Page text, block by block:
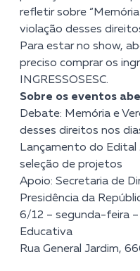
refletir sobre
violação desses
Para estar no show,
preciso comprar os
INGRESSOSESC.
Sobre os eventos
Debate: Memória e
desses direitos nos
Lançamento do Edital
seleção de projetos
Apoio: Secretaria de
Presidência da
6/12 – segunda-feira
Educativa
Rua General Jardim,